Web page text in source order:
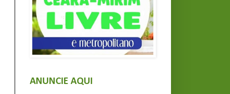
ANUNCIE AQUI